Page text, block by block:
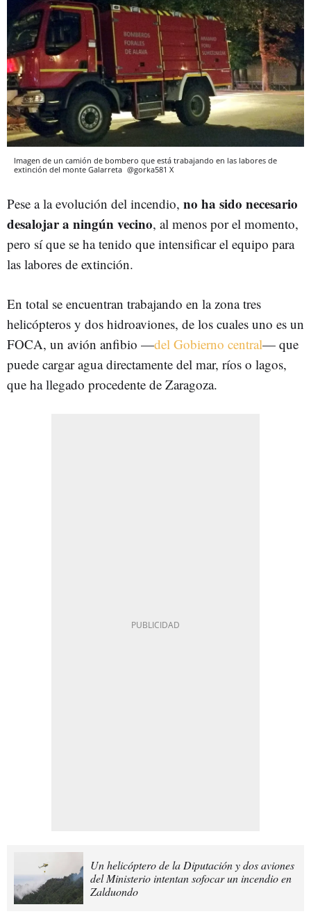
Imagen de un camión de bombero que está trabajando en las labores de
extinción del monte Galarreta @gorka581 X
Pese a la evolución del incendio, no ha sido necesario
desalojar a ningún vecino, al menos por el momento,
pero sí que se ha tenido que intensificar el equipo para
las labores de extinción.
En total se encuentran trabajando en la zona tres
helicópteros y dos hidroaviones, de los cuales uno es un
FOCA, un avión anfibio —del Gobierno central— que
puede cargar agua directamente del mar, ríos o lagos,
que ha llegado procedente de Zaragoza.
Un helicóptero de la Diputación y dos aviones
del Ministerio intentan sofocar un incendio en
Zalduondo